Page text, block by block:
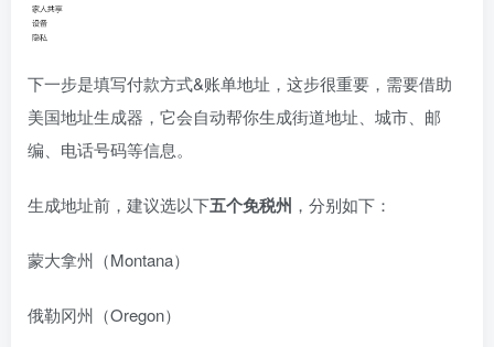
下一步是填写付款方式&账单地址，这步很重要，需要借助
美国地址生成器，它会自动帮你生成街道地址、城市、邮
编、电话号码等信息。
生成地址前，建议选以下五个免税州 ，分别如下：
蒙大拿州（Montana）
俄勒冈州（Oregon）